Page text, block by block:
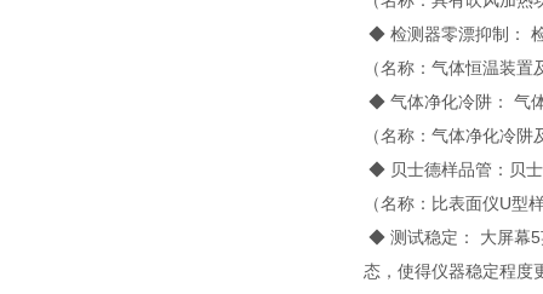
◆ 检测器零漂抑制：
（名称：气体恒温装
◆ 气体净化冷阱： 气
（名称：气体净化冷
◆ 贝士德样品管：贝
（名称：比表面仪U
◆ 测试稳定： 大屏幕5
态，使得仪器稳定程度